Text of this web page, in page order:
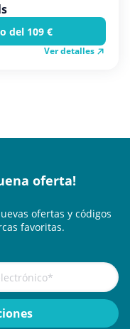
del 109 €
Ver detalles
oferta!
ofertas y códigos
favoritas.